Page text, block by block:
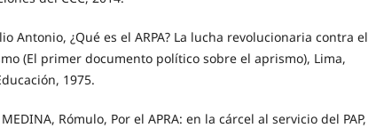
Antonio, ¿Qué es el ARPA? La lucha revolucionaria contra el
(El primer documento político sobre el aprismo), Lima,
1975.
MEDINA, Rómulo, Por el APRA: en la cárcel al servicio del PAP,